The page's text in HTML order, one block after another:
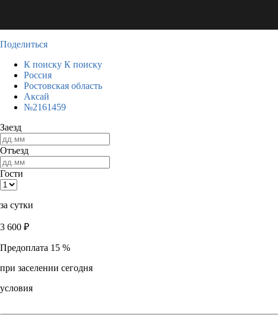
Поделиться
К поиску К поиску
Россия
Ростовская область
Аксай
№2161459
Заезд
Отъезд
Гости
за сутки
3 600 ₽
Предоплата 15 %
при заселении сегодня
условия